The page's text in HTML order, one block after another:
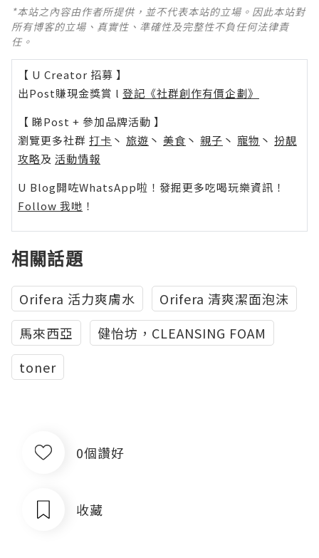
*本站之內容由作者所提供，並不代表本站的立場。因此本站對
所有博客的立場、真實性、準確性及完整性不負任何法律責
任。
【 U Creator 招募 】
出Post賺現金獎賞 l 登記《社群創作有價企劃》
【 睇Post + 參加品牌活動 】
瀏覽更多社群 打卡 丶 旅遊 丶 美食 丶 親子 丶 寵物 丶 扮靚
攻略及 活動情報
U Blog開咗WhatsApp啦！發掘更多吃喝玩樂資訊！
Follow 我哋 ！
相關話題
Orifera 活力爽膚水
Orifera 清爽潔面泡沫
馬來西亞
健怡坊，CLEANSING FOAM
toner
0個讚好
收藏